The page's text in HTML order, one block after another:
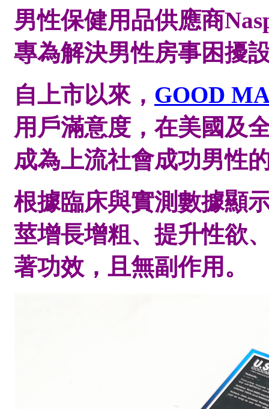
男性保健用品供應商
專為解決男性房事困擾
自上市以來， GOOD
用戶滿意度，在美國及
成為上流社會成功男性
根據臨床與實測數據顯
莖增長增粗、提升性欲
著功效，且無副作用。